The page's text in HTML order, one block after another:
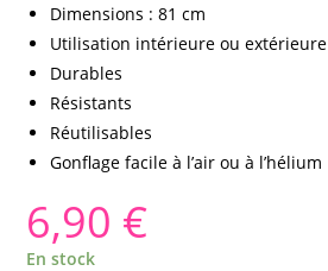
Dimensions : 81 cm
Utilisation intérieure ou extérieure
Durables
Résistants
Réutilisables
Gonflage facile à l’air ou à l’hélium
6,90 €
En stock